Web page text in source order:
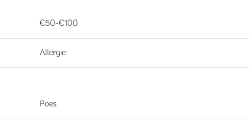
€50-€100
Allergie
Poes